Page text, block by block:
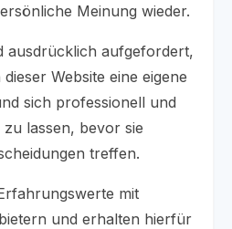
Meinung wieder.
ausdrücklich aufgefordert,
Website eine eigene
sich professionell und
lassen, bevor sie
treffen.
mit
und erhalten hierfür